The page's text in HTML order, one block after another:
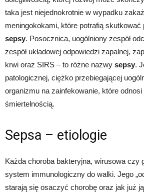
taka jest niejednokrotnie w wypadku
meningokokami, które potrafią skutkować
sepsy. Posocznica, uogólniony zespół
zespół układowej odpowiedzi zapalnej,
krwi oraz SIRS – to różne nazwy sepsy.
patologicznej, ciężko przebiegającej
organizmu na zainfekowanie, które
śmiertelnością.
Sepsa – etiologie
Każda choroba bakteryjna, wirusowa czy
system immunologiczny do walki. Jego
starają się osaczyć chorobę oraz jak już